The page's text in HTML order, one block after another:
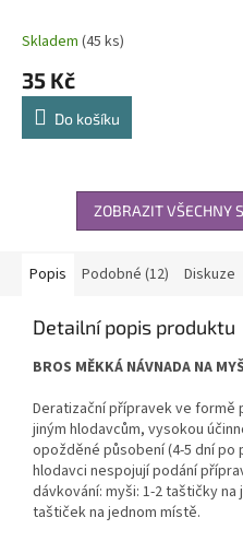
Skladem (45 ks)
35 Kč
Do košíku
ZOBRAZIT VŠECHNY
Popis Podobné (12) Diskuze
Detailní popis produktu
BROS MĚKKÁ NÁVNADA NA
Deratizační přípravek ve formě
jiným hlodavcům, vysokou
opožděné působení (4-5 dní
hlodavci nespojují podání
dávkování: myši: 1-2 taštičky
taštiček na jednom místě.